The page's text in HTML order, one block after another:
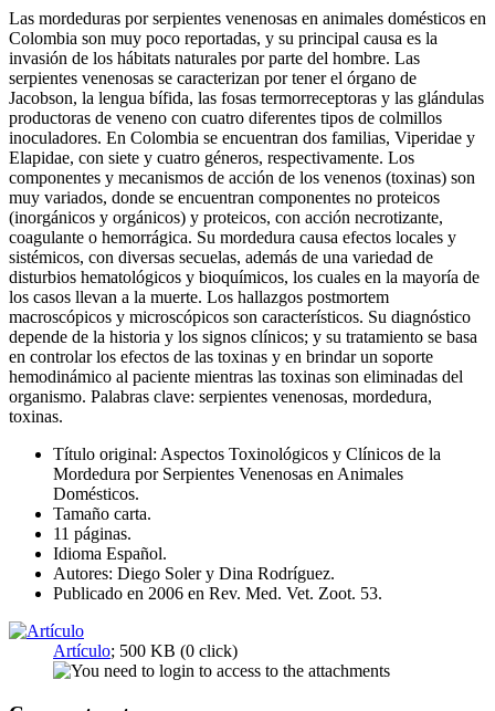
Las mordeduras por serpientes venenosas en animales domésticos en
Colombia son muy poco reportadas, y su principal causa es la
invasión de los hábitats naturales por parte del hombre. Las
serpientes venenosas se caracterizan por tener el órgano de
Jacobson, la lengua bífida, las fosas termorreceptoras y las glándulas
productoras de veneno con cuatro diferentes tipos de colmillos
inoculadores. En Colombia se encuentran dos familias, Viperidae y
Elapidae, con siete y cuatro géneros, respectivamente. Los
componentes y mecanismos de acción de los venenos (toxinas) son
muy variados, donde se encuentran componentes no proteicos
(inorgánicos y orgánicos) y proteicos, con acción necrotizante,
coagulante o hemorrágica. Su mordedura causa efectos locales y
sistémicos, con diversas secuelas, además de una variedad de
disturbios hematológicos y bioquímicos, los cuales en la mayoría de
los casos llevan a la muerte. Los hallazgos postmortem
macroscópicos y microscópicos son característicos. Su diagnóstico
depende de la historia y los signos clínicos; y su tratamiento se basa
en controlar los efectos de las toxinas y en brindar un soporte
hemodinámico al paciente mientras las toxinas son eliminadas del
organismo. Palabras clave: serpientes venenosas, mordedura,
toxinas.
Título original: Aspectos Toxinológicos y Clínicos de la
Mordedura por Serpientes Venenosas en Animales
Domésticos.
Tamaño carta.
11 páginas.
Idioma Español.
Autores: Diego Soler y Dina Rodríguez.
Publicado en 2006 en Rev. Med. Vet. Zoot. 53.
Artículo; 500 KB (0 click)